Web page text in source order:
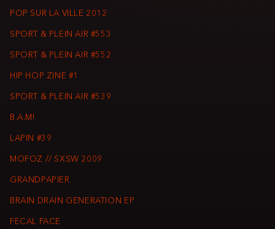
POP SUR LA VILLE 2012
SPORT & PLEIN AIR #553
SPORT & PLEIN AIR #552
HIP HOP ZINE #1
SPORT & PLEIN AIR #539
B.A.M!
LAPIN #39
MOFOZ // SXSW 2009
GRANDPAPIER
BRAIN DRAIN GENERATION EP
FECAL FACE